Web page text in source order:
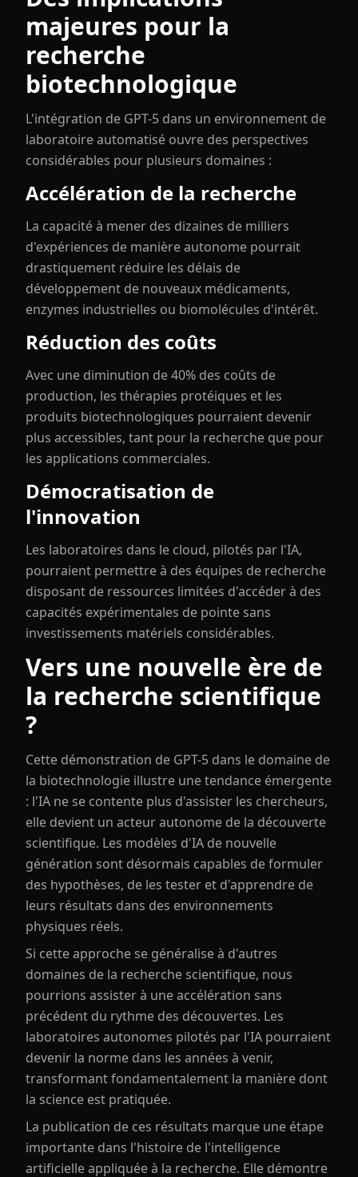
majeures pour la
recherche
biotechnologique
L'intégration de GPT-5 dans un environnement de
laboratoire automatisé ouvre des perspectives
considérables pour plusieurs domaines :
Accélération de la recherche
La capacité à mener des dizaines de milliers
d'expériences de manière autonome pourrait
drastiquement réduire les délais de
développement de nouveaux médicaments,
enzymes industrielles ou biomolécules d'intérêt.
Réduction des coûts
Avec une diminution de 40% des coûts de
production, les thérapies protéiques et les
produits biotechnologiques pourraient devenir
plus accessibles, tant pour la recherche que pour
les applications commerciales.
Démocratisation de
l'innovation
Les laboratoires dans le cloud, pilotés par l'IA,
pourraient permettre à des équipes de recherche
disposant de ressources limitées d'accéder à des
capacités expérimentales de pointe sans
investissements matériels considérables.
Vers une nouvelle ère de
la recherche scientifique
?
Cette démonstration de GPT-5 dans le domaine de
la biotechnologie illustre une tendance émergente
: l'IA ne se contente plus d'assister les chercheurs,
elle devient un acteur autonome de la découverte
scientifique. Les modèles d'IA de nouvelle
génération sont désormais capables de formuler
des hypothèses, de les tester et d'apprendre de
leurs résultats dans des environnements
physiques réels.
Si cette approche se généralise à d'autres
domaines de la recherche scientifique, nous
pourrions assister à une accélération sans
précédent du rythme des découvertes. Les
laboratoires autonomes pilotés par l'IA pourraient
devenir la norme dans les années à venir,
transformant fondamentalement la manière dont
la science est pratiquée.
La publication de ces résultats marque une étape
importante dans l'histoire de l'intelligence
artificielle appliquée à la recherche. Elle démontre